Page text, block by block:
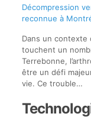
Décompression
reconnue à
Dans un contexte
touchent un
Terrebonne,
être un défi
vie. Ce trouble…